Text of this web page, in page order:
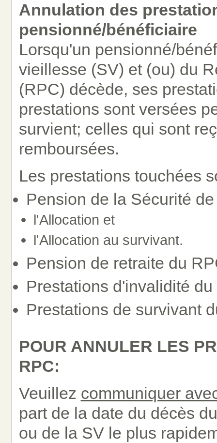
Annulation des
pensionné/bénéficiaire
Lorsqu'un pensionné/
vieillesse (SV) et (ou) du
(RPC) décède, ses
prestations sont versées
survient; celles qui sont
remboursées.
Les prestations touchées
Pension de la Sécurité
l'Allocation et
l'Allocation au survivant.
Pension de retraite du
Prestations d'invalidité du
Prestations de survivant
POUR ANNULER LES
RPC:
Veuillez communiquer
part de la date du décès
ou de la SV le plus